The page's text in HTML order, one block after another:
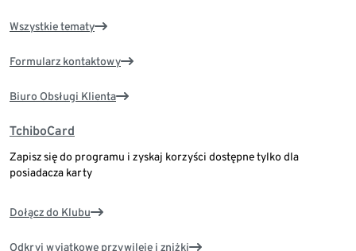
Wszystkie tematy
Formularz kontaktowy
Biuro Obsługi Klienta
TchiboCard
Zapisz się do programu i zyskaj korzyści dostępne tylko dla
posiadacza karty
Dołącz do Klubu
Odkryj wyjątkowe przywileje i zniżki